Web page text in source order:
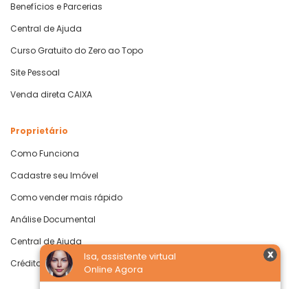
Isa, assistente virtual
Online Agora
Benefícios e Parcerias
Central de Ajuda
Curso Gratuito do Zero ao Topo
Site Pessoal
Venda direta CAIXA
Proprietário
Como Funciona
Cadastre seu Imóvel
Como vender mais rápido
Análise Documental
Central de Ajuda
Crédito com Garantia de Imóvel